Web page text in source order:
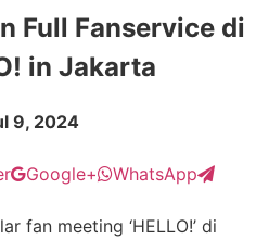
Full Fanservice di
in Jakarta
9, 2024
Google+
WhatsApp
fan meeting ‘HELLO!’ di